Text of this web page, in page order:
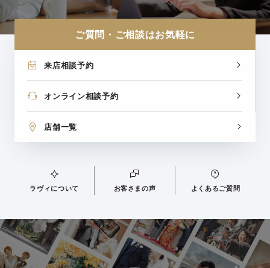
ご質問・ご相談はお気軽に
来店相談予約
オンライン相談予約
店舗一覧
ラヴィについて お客さまの声 よくあるご質問